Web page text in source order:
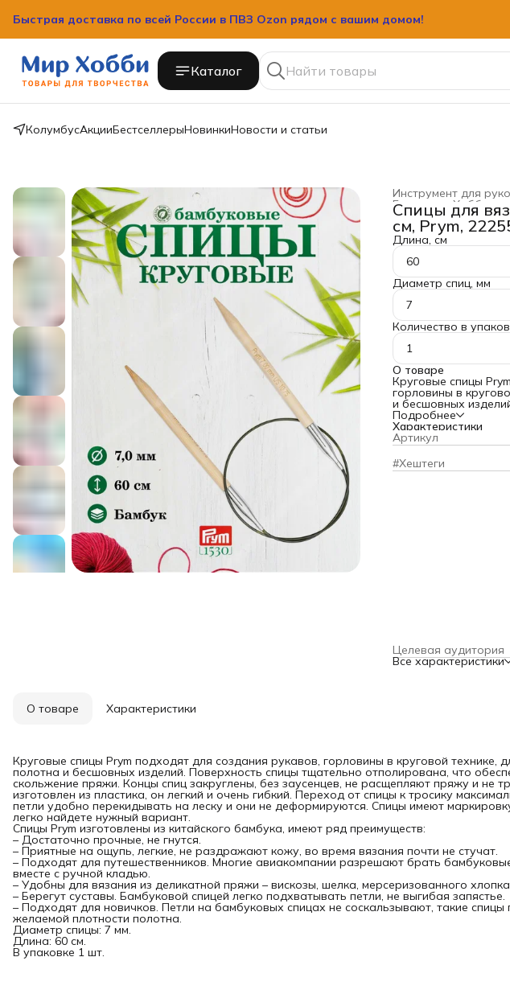
Быстрая доставка по всей России в ПВЗ Ozon рядом с вашим домом!
Каталог
КолумбусАкцииБестселлерыНовинкиНовости и статьи
Инструмент для
Хобби и
Главная ›
Спицы для
см, Prym,
Длина, см
60
Диаметр спиц, мм
7
Количество в
1
О товаре
Круговые спицы
горловины в
и бесшовных
отполирована, что
Концы спиц
и не травмируют
легкий и очень
максимально
леску и они не
размера, поэтому
Спицы Prym
– Достаточно
– Приятные на
– Подходят для
разрешают брать
– Удобны для
– Берегут суставы.
– Подходят для
соскальзывают,
плотности полотна.
Диаметр спицы: 7 мм.
Подробнее
Характеристики
Артикул
#Хештеги
Целевая аудитория
Все характеристики
О товаре Характеристики
Круговые спицы Prym подходят для создания рукавов, горловины в круговой технике,
полотна и бесшовных изделий. Поверхность спицы тщательно отполирована, что
скольжение пряжи. Концы спиц закруглены, без заусенцев, не расщепляют пряжу и не
изготовлен из пластика, он легкий и очень гибкий. Переход от спицы к тросику
петли удобно перекидывать на леску и они не деформируются. Спицы имеют
легко найдете нужный вариант.
Спицы Prym изготовлены из китайского бамбука, имеют ряд преимуществ:
– Достаточно прочные, не гнутся.
– Приятные на ощупь, легкие, не раздражают кожу, во время вязания почти не стучат.
– Подходят для путешественников. Многие авиакомпании разрешают брать
вместе с ручной кладью.
– Удобны для вязания из деликатной пряжи – вискозы, шелка, мерсеризованного
– Берегут суставы. Бамбуковой спицей легко подхватывать петли, не выгибая запястье.
– Подходят для новичков. Петли на бамбуковых спицах не соскальзывают, такие спицы
желаемой плотности полотна.
Диаметр спицы: 7 мм.
Длина: 60 см.
В упаковке 1 шт.